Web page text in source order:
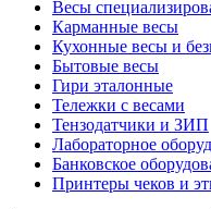
Весы
Карманные весы
Кухонные весы и
Бытовые весы
Гири эталонные
Тележки с весами
Тензодатчики и ЗИП
Лабораторное
Банковское
Принтеры чеков и